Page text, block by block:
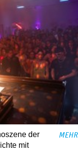
der
mit
MEHR